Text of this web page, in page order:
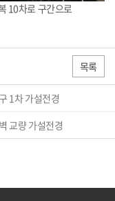
10차로 구간으로
목록
1차 가설전경
교량 가설전경